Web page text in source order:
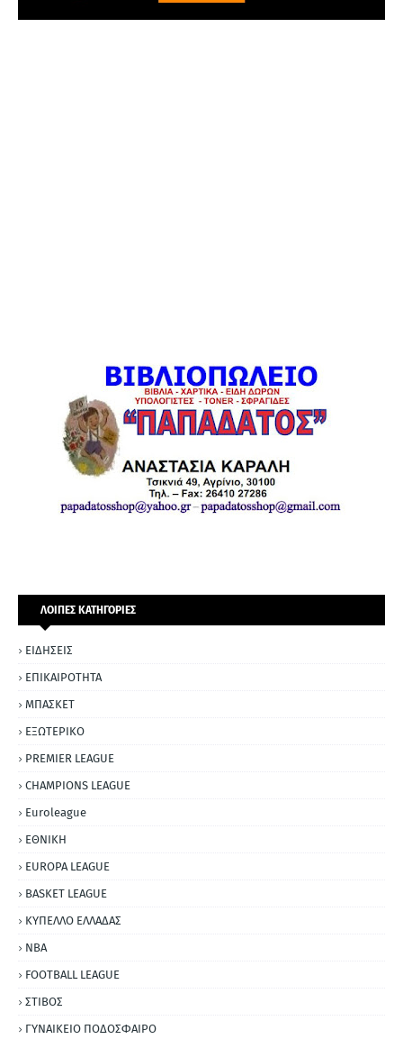
ΛΟΙΠΕΣ ΚΑΤΗΓΟΡΙΕΣ
ΕΙΔΗΣΕΙΣ
ΕΠΙΚΑΙΡΟΤΗΤΑ
ΜΠΑΣΚΕΤ
ΕΞΩΤΕΡΙΚΟ
PREMIER LEAGUE
CHAMPIONS LEAGUE
Euroleague
ΕΘΝΙΚΗ
EUROPA LEAGUE
BASKET LEAGUE
ΚΥΠΕΛΛΟ ΕΛΛΑΔΑΣ
NBA
FOOTBALL LEAGUE
ΣΤΙΒΟΣ
ΓΥΝΑΙΚΕΙΟ ΠΟΔΟΣΦΑΙΡΟ